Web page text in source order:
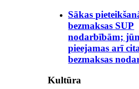
Sākas
bezmaksas SUP
nodarbībām;
pieejamas arī
bezmaksas
Kultūra